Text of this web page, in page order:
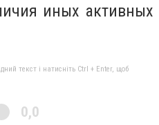
иных активных
текст і натисніть Ctrl + Enter, щоб
0,0